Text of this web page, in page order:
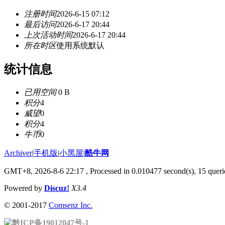
注册时间2026-6-15 07:12
最后访问2026-6-17 20:44
上次活动时间2026-6-17 20:44
所在时区使用系统默认
统计信息
已用空间0 B
积分4
威望0
积分4
牛币0
Archiver|手机版|小黑屋|酷牛网
GMT+8, 2026-8-6 22:17 , Processed in 0.010477 second(s), 15
Powered by Discuz! X3.4
© 2001-2017 Comsenz Inc.
黔ICP备19012047号-1